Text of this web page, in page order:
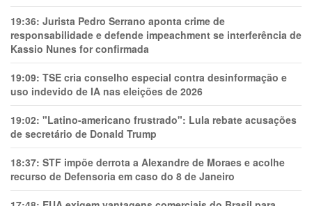
19:36: Jurista Pedro Serrano aponta crime de
responsabilidade e defende impeachment se interferência de
Kassio Nunes for confirmada
19:09: TSE cria conselho especial contra desinformação e
uso indevido de IA nas eleições de 2026
19:02: "Latino-americano frustrado": Lula rebate acusações
de secretário de Donald Trump
18:37: STF impõe derrota a Alexandre de Moraes e acolhe
recurso de Defensoria em caso do 8 de Janeiro